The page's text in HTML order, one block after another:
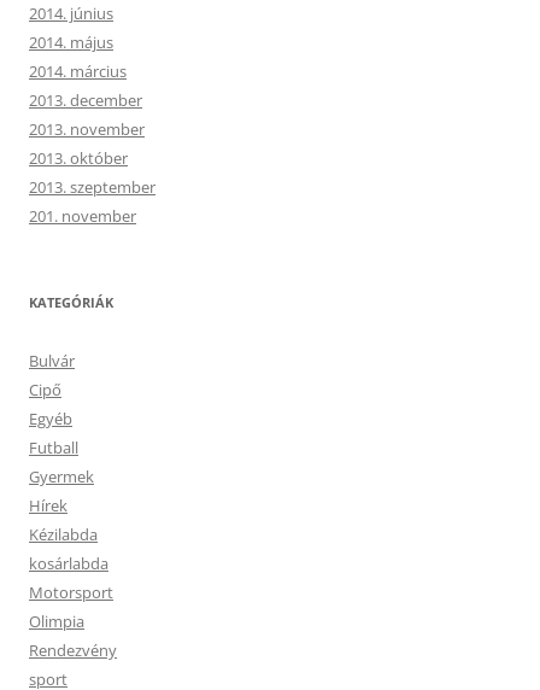
2014. június
2014. május
2014. március
2013. december
2013. november
2013. október
2013. szeptember
201. november
KATEGÓRIÁK
Bulvár
Cipő
Egyéb
Futball
Gyermek
Hírek
Kézilabda
kosárlabda
Motorsport
Olimpia
Rendezvény
sport